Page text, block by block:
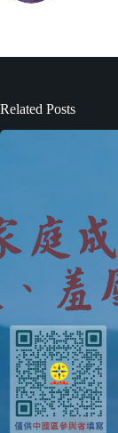
Related Posts